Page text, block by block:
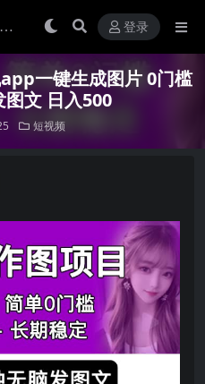
登录
一键生成图片 0门槛
文 日入500
短视频